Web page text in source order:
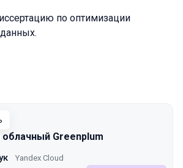
по оптимизации
в сезоне 2024
Greenplum
Yandex Cloud